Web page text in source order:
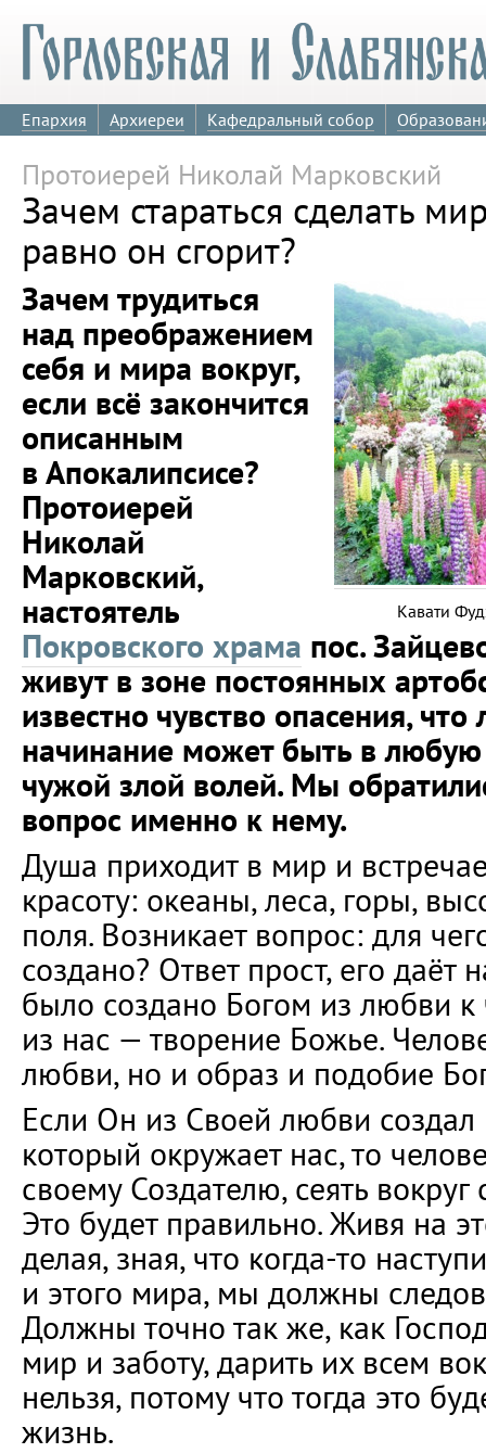
Епархия Архиереи Кафедральный собор
Протоиерей Николай Марковский
Зачем стараться сделать
равно он сгорит?
Кавати
Зачем трудиться
над преображением
себя и мира вокруг,
если всё закончится
описанным
в Апокалипсисе?
Протоиерей
Николай
Марковский,
настоятель
Покровского храма пос.
живут в зоне постоянных
известно чувство опасения,
начинание может быть в
чужой злой волей. Мы
вопрос именно к нему.
Душа приходит в мир и
красоту: океаны, леса, горы,
поля. Возникает вопрос: для
создано? Ответ прост, его даёт
было создано Богом из любви
из нас — творение Божье.
любви, но и образ и подобие
Если Он из Своей любви
который окружает нас, то
своему Создателю, сеять
Это будет правильно. Живя на
делая, зная, что когда-то
и этого мира, мы должны
Должны точно так же, как
мир и заботу, дарить их всем
нельзя, потому что тогда это
жизнь.